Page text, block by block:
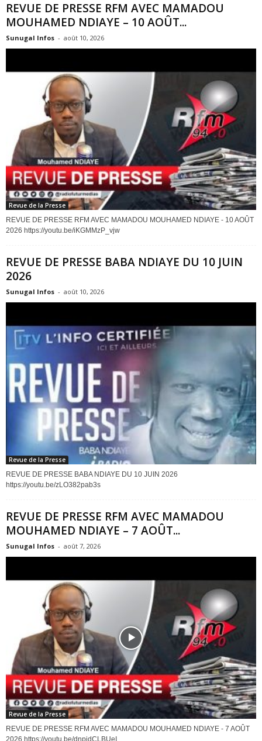
REVUE DE PRESSE RFM AVEC MAMADOU
MOUHAMED NDIAYE – 10 AOÛT...
Sunugal Infos - août 10, 2026
Revue de la Presse
REVUE DE PRESSE RFM AVEC MAMADOU MOUHAMED NDIAYE - 10 AOÛT
2026 https://youtu.be/iKGMMzP_vjw
REVUE DE PRESSE BABA NDIAYE DU 10 JUIN
2026
Sunugal Infos - août 10, 2026
Revue de la Presse
REVUE DE PRESSE BABA NDIAYE DU 10 JUIN 2026
https://youtu.be/zLO382pab3s
REVUE DE PRESSE RFM AVEC MAMADOU
MOUHAMED NDIAYE – 7 AOÛT...
Sunugal Infos - août 7, 2026
Revue de la Presse
REVUE DE PRESSE RFM AVEC MAMADOU MOUHAMED NDIAYE - 7 AOÛT
2026 https://youtu.be/dnpjdCLBUeI